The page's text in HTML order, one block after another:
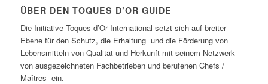
ÜBER DEN TOQUES D’OR GUIDE
Die Initiative Toques d’Or International setzt sich auf breiter
Ebene für den Schutz, die Erhaltung und die Förderung von
Lebensmitteln von Qualität und Herkunft mit seinem Netzwerk
von ausgezeichneten Fachbetrieben und berufenen Chefs /
Maîtres ein.